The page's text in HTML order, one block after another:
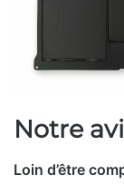
Notre
Loin d’être